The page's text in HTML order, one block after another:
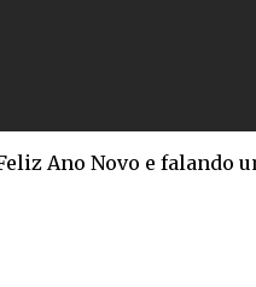
Ano Novo e falando